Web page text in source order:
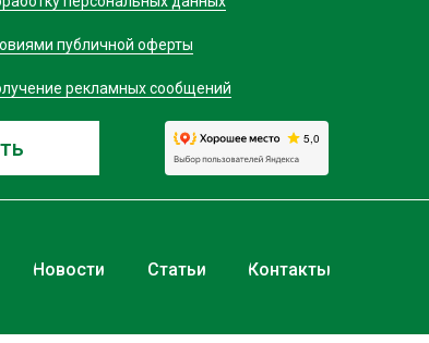
Новости
публичной оферты
рекламных сообщений
Статьи Контакты